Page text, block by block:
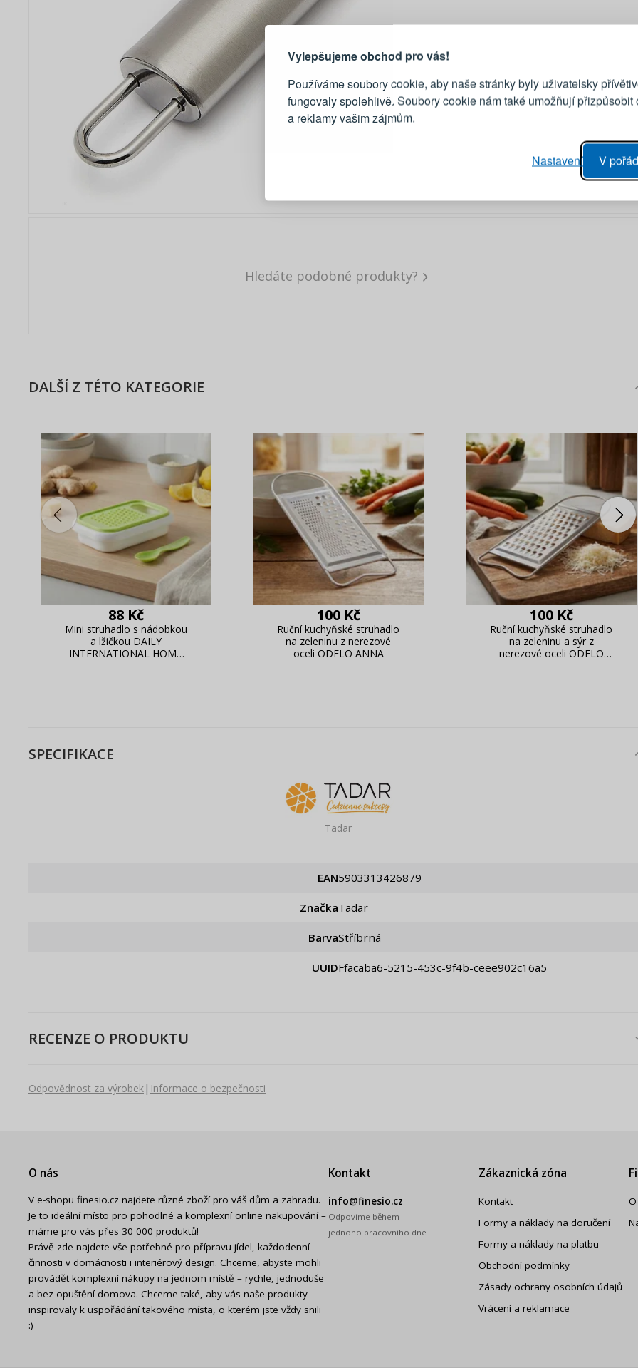
Vylepšujeme obchod pro vás!
Používáme soubory cookie, aby naše stránky byly uživatelsky
fungovaly spolehlivě. Soubory cookie nám také umožňují přizpůsobit
a reklamy vašim zájmům.
V
Nastavení
Hledáte podobné produkty?
DALŠÍ Z TÉTO KATEGORIE
88 Kč
Mini struhadlo s nádobkou
a lžičkou DAILY
INTERNATIONAL HOME
100 Kč
Ruční kuchyňské struhadlo
na zeleninu z nerezové
oceli ODELO ANNA
100 Kč
Ruční kuchyňské struhadlo
na zeleninu a sýr z
nerezové oceli ODELO
SPECIFIKACE
Tadar
EAN 5903313426879
Značka Tadar
Barva Stříbrná
UUID ffacaba6-5215-453c-9f4b-ceee902c16a5
RECENZE O PRODUKTU
Odpovědnost za výrobek| Informace o bezpečnosti
O nás
V e-shopu finesio.cz najdete různé zboží pro váš dům a zahradu.
Je to ideální místo pro pohodlné a komplexní online nakupování –
máme pro vás přes 30 000 produktů!
Právě zde najdete vše potřebné pro přípravu jídel, každodenní
činnosti v domácnosti i interiérový design. Chceme, abyste mohli
provádět komplexní nákupy na jednom místě – rychle, jednoduše
a bez opuštění domova. Chceme také, aby vás naše produkty
inspirovaly k uspořádání takového místa, o kterém jste vždy snili
:)
Kontakt
info@finesio.cz
Odpovíme během
jednoho pracovního dne
Zákaznická zóna
Kontakt
Formy a náklady na doručení
Formy a náklady na platbu
Obchodní podmínky
Zásady ochrany osobních údajů
Vrácení a reklamace
Zde je důvod, proč se vyplatí
vytvořit účet
Živý náhled na změny v objednávce
Emailová adresa
PŘIHLÁSIT